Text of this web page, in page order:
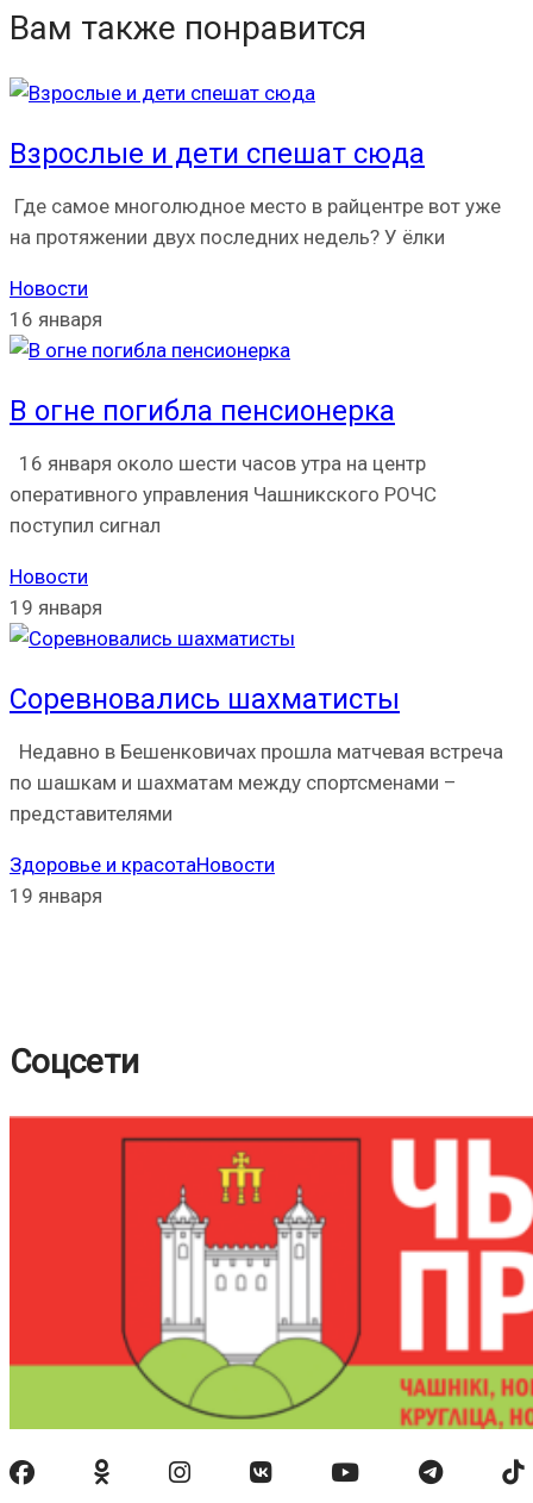
Вам также понравится
Взрослые и дети спешат сюда
Где самое многолюдное место в райцентре вот уже
на протяжении двух последних недель? У ёлки
Новости
16 января
В огне погибла пенсионерка
16 января около шести часов утра на центр
оперативного управления Чашникского РОЧС
поступил сигнал
Новости
19 января
Соревновались шахматисты
Недавно в Бешенковичах прошла матчевая встреча
по шашкам и шахматам между спортсменами –
представителями
Здоровье и красотаНовости
19 января
Соцсети